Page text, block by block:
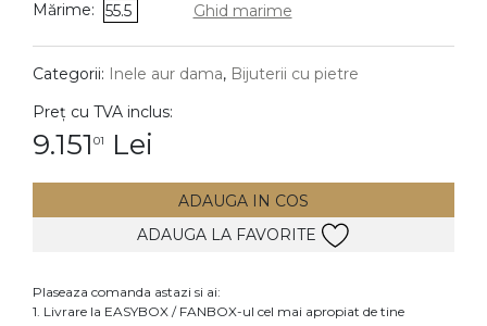
DIAMANTE Vezi toate
Cercei
Accesorii
Mărime: 55.5 Ghid marime
Categorii: Inele aur dama, Bijuterii cu pietre
Preț cu TVA inclus:
9.151 01 Lei
ADAUGA IN COS
ADAUGA LA FAVORITE
Plaseaza comanda astazi si ai:
1. Livrare la EASYBOX / FANBOX-ul cel mai apropiat de tine